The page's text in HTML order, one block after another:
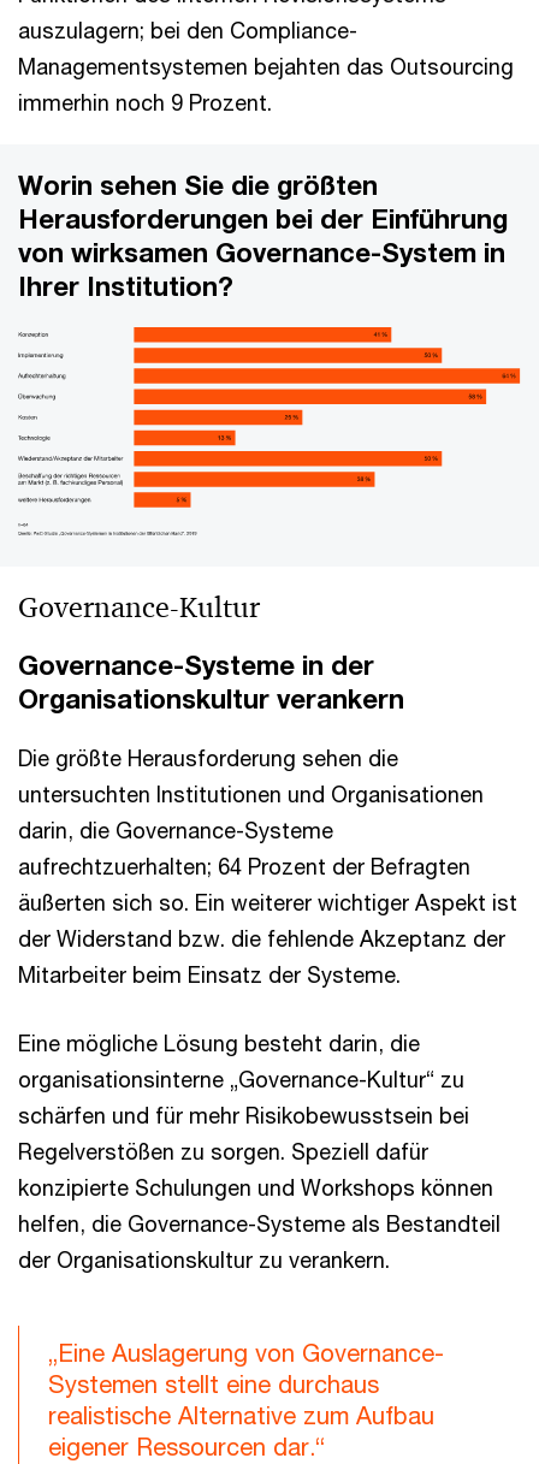
auszulagern; bei den Compliance-
Managementsystemen bejahten das Outsourcing
immerhin noch 9 Prozent.
Worin sehen Sie die größten
Herausforderungen bei der Einführung
von wirksamen Governance-System in
Ihrer Institution?
Governance-Kultur
Governance-Systeme in der
Organisationskultur verankern
Die größte Herausforderung sehen die
untersuchten Institutionen und Organisationen
darin, die Governance-Systeme
aufrechtzuerhalten; 64 Prozent der Befragten
äußerten sich so. Ein weiterer wichtiger Aspekt ist
der Widerstand bzw. die fehlende Akzeptanz der
Mitarbeiter beim Einsatz der Systeme.
Eine mögliche Lösung besteht darin, die
organisationsinterne „Governance-Kultur“ zu
schärfen und für mehr Risikobewusstsein bei
Regelverstößen zu sorgen. Speziell dafür
konzipierte Schulungen und Workshops können
helfen, die Governance-Systeme als Bestandteil
der Organisationskultur zu verankern.
„Eine Auslagerung von Governance-
Systemen stellt eine durchaus
realistische Alternative zum Aufbau
eigener Ressourcen dar.“